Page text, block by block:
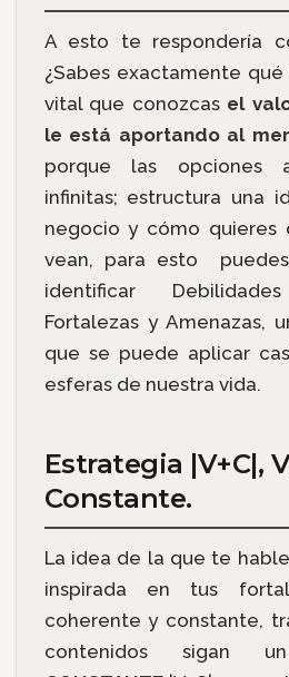
A esto te respondería
¿Sabes exactamente
vital que conozcas el
le está aportando al
porque las opciones
infinitas; estructura una
negocio y cómo quieres
vean, para esto puedes
identificar
Fortalezas y Amenazas,
que se puede aplicar
esferas de nuestra vida.
Estrategia |V+C|,
Constante.
La idea de la que te
inspirada en tus
coherente y constante,
contenidos sigan